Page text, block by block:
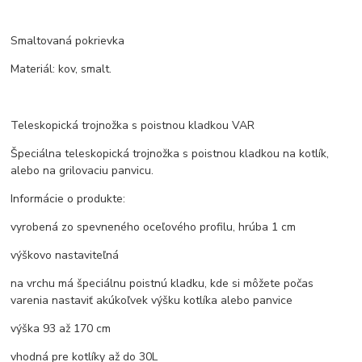
Smaltovaná pokrievka
Materiál: kov, smalt.
Teleskopická trojnožka s poistnou kladkou VAR
Špeciálna teleskopická trojnožka s poistnou kladkou na kotlík,
alebo na grilovaciu panvicu.
Informácie o produkte:
vyrobená zo spevneného oceľového profilu, hrúba 1 cm
výškovo nastaviteľná
na vrchu má špeciálnu poistnú kladku, kde si môžete počas
varenia nastaviť akúkoľvek výšku kotlíka alebo panvice
výška 93 až 170 cm
vhodná pre kotlíky až do 30L